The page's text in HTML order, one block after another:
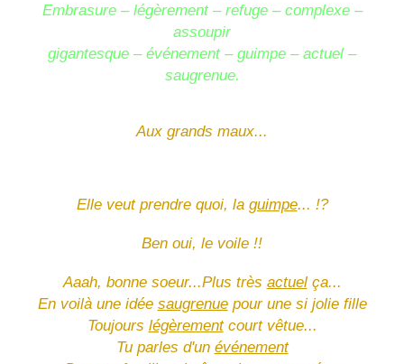
Embrasure – légèrement – refuge – complexe –
assoupir
gigantesque – événement – guimpe – actuel –
saugrenue.
Aux grands maux...
Elle veut prendre quoi, la guimpe... !?
Ben oui, le voile !!
Aaah, bonne soeur...Plus très actuelça...
En voilà une idée saugrenuepour une si jolie fille
Toujours légèrementcourt vêtue...
Tu parles d'un événement